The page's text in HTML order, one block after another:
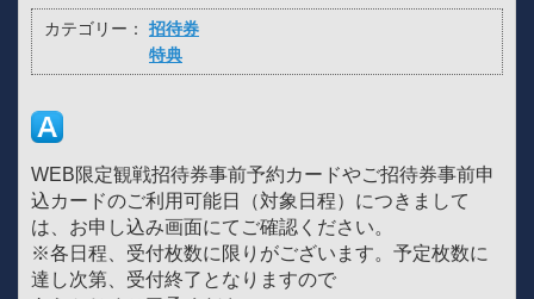
カテゴリー：
招待券
特典
WEB限定観戦招待券事前予約カードやご招待券事前申
込カードのご利用可能日（対象日程）につきまして
は、お申し込み画面にてご確認ください。
※各日程、受付枚数に限りがございます。予定枚数に
達し次第、受付終了となりますので